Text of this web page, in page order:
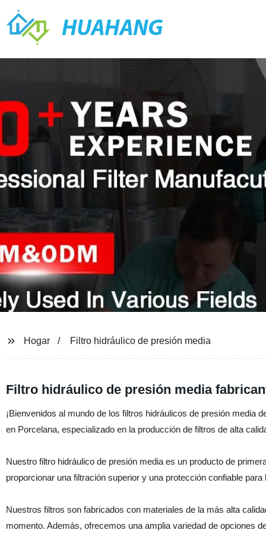
HUAHANG
Hogar Filtro hidráulico de presión media
Filtro hidráulico de presión media
¡Bienvenidos al mundo de los filtros hidráulicos de presión media
en Porcelana, especializado en la producción de filtros de alta
Nuestro filtro hidráulico de presión media es un producto de
proporcionar una filtración superior y una protección confiable
Nuestros filtros son fabricados con materiales de la más alta
momento. Además, ofrecemos una amplia variedad de opciones